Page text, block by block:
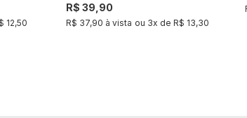
12,50
R$ 39,90
R$ 37,90 à vista ou 3x deR$ 13,30